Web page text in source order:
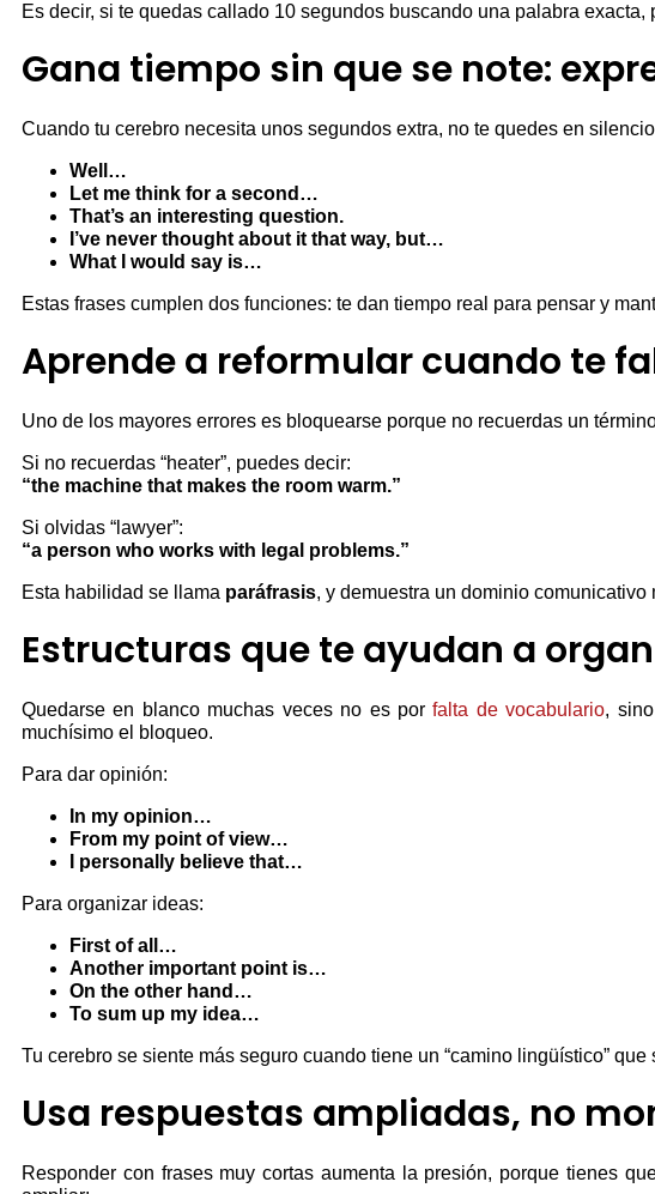
Es decir, si te quedas callado 10 segundos buscando una palabra
Gana tiempo sin que se note:
Cuando tu cerebro necesita unos segundos extra, no te quedes en
Well…
Let me think for a second…
That’s an interesting question.
I’ve never thought about it that way, but…
What I would say is…
Estas frases cumplen dos funciones: te dan tiempo real para pensar y
Aprende a reformular cuando te
Uno de los mayores errores es bloquearse porque no recuerdas un
Si no recuerdas “heater”, puedes decir:
“the machine that makes the room warm.”
Si olvidas “lawyer”:
“a person who works with legal problems.”
Esta habilidad se llama paráfrasis, y demuestra un dominio
Estructuras que te ayudan a
Quedarse en blanco muchas veces no es porfalta de vocabulario,
muchísimo el bloqueo.
Para dar opinión:
In my opinion…
From my point of view…
I personally believe that…
Para organizar ideas:
First of all…
Another important point is…
On the other hand…
To sum up my idea…
Tu cerebro se siente más seguro cuando tiene un “camino lingüístico” que
Usa respuestas ampliadas, no
Responder con frases muy cortas aumenta la presión, porque tienes